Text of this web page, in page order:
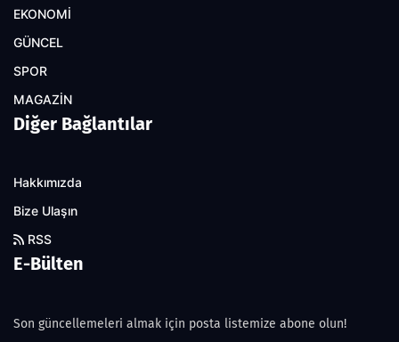
EKONOMİ
GÜNCEL
SPOR
MAGAZİN
Diğer Bağlantılar
Hakkımızda
Bize Ulaşın
RSS
E-Bülten
Son güncellemeleri almak için posta listemize abone olun!